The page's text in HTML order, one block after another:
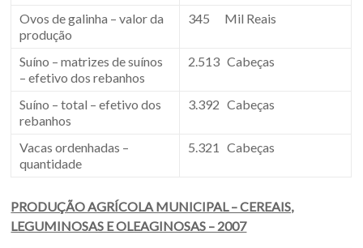
Ovos de galinha – valor da
produção
345 Mil Reais
Suíno – matrizes de suínos
– efetivo dos rebanhos
2.513 Cabeças
Suíno – total – efetivo dos
rebanhos
3.392 Cabeças
Vacas ordenhadas –
quantidade
5.321 Cabeças
PRODUÇÃO AGRÍCOLA MUNICIPAL – CEREAIS,
LEGUMINOSAS E OLEAGINOSAS – 2007